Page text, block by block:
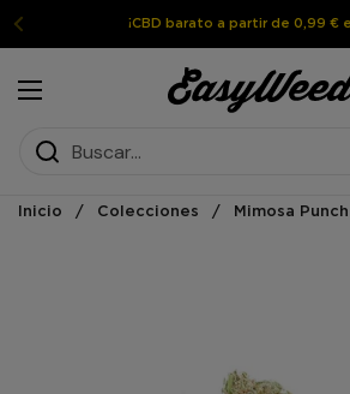
Ir al contenido ¡CBD barato a partir de 0,99 €
Abrir el menú
Inicio / Colecciones / Mimosa